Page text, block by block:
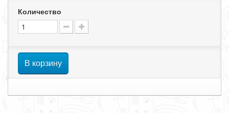
Количество
В корзину